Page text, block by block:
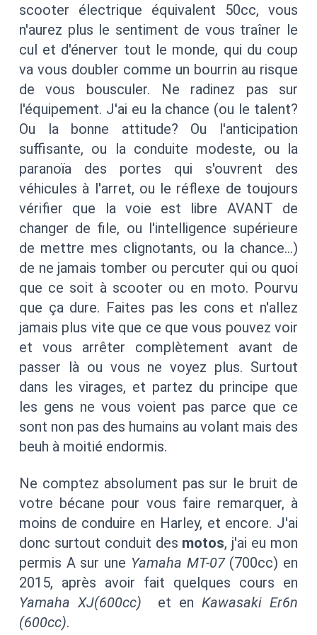
scooter électrique équivalent 50cc, vous
n'aurez plus le sentiment de vous traîner le
cul et d'énerver tout le monde, qui du coup
va vous doubler comme un bourrin au risque
de vous bousculer. Ne radinez pas sur
l'équipement. J'ai eu la chance (ou le talent?
Ou la bonne attitude? Ou l'anticipation
suffisante, ou la conduite modeste, ou la
paranoïa des portes qui s'ouvrent des
véhicules à l'arret, ou le réflexe de toujours
vérifier que la voie est libre AVANT de
changer de file, ou l'intelligence supérieure
de mettre mes clignotants, ou la chance…)
de ne jamais tomber ou percuter qui ou quoi
que ce soit à scooter ou en moto. Pourvu
que ça dure. Faites pas les cons et n'allez
jamais plus vite que ce que vous pouvez voir
et vous arrêter complètement avant de
passer là ou vous ne voyez plus. Surtout
dans les virages, et partez du principe que
les gens ne vous voient pas parce que ce
sont non pas des humains au volant mais des
beuh à moitié endormis.
Ne comptez absolument pas sur le bruit de
votre bécane pour vous faire remarquer, à
moins de conduire en Harley, et encore. J'ai
donc surtout conduit des motos, j'ai eu mon
permis A sur une Yamaha MT-07(700cc) en
2015, après avoir fait quelques cours en
Yamaha XJ(600cc) et en Kawasaki Er6n
(600cc).